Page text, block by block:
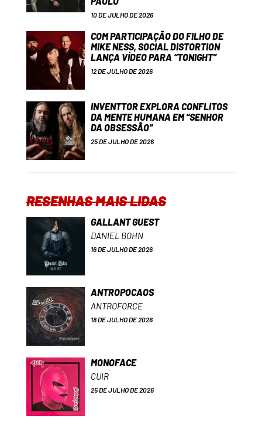
10 DE JULHO DE 2026
COM PARTICIPAÇÃO DO FILHO DE
MIKE NESS, SOCIAL DISTORTION
LANÇA VÍDEO PARA “TONIGHT”
12 DE JULHO DE 2026
INVENTTOR EXPLORA CONFLITOS
DA MENTE HUMANA EM “SENHOR
DA OBSESSÃO”
25 DE JULHO DE 2026
RESENHAS MAIS LIDAS
GALLANT GUEST
DANIEL BOHN
16 DE JULHO DE 2026
ANTROPOCAOS
ANTROFORCE
18 DE JULHO DE 2026
MONOFACE
CUIR
25 DE JULHO DE 2026